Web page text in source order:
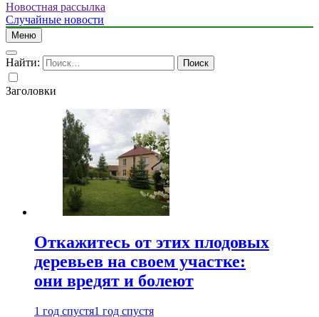
Новостная рассылка
Случайные новости
Меню
Найти:
Заголовки
Откажитесь от этих плодовых
деревьев на своем участке:
они вредят и болеют
1 год спустя1 год спустя